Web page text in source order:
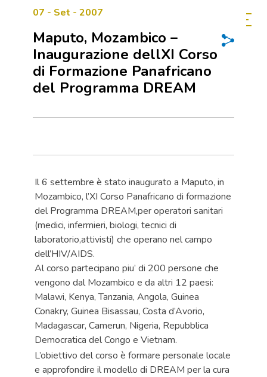
07 - Set - 2007
Maputo, Mozambico –
Inaugurazione dellXI Corso
di Formazione Panafricano
del Programma DREAM
Il 6 settembre è stato inaugurato a Maputo, in
Mozambico, l’XI Corso Panafricano di formazione
del Programma DREAM,per operatori sanitari
(medici, infermieri, biologi, tecnici di
laboratorio,attivisti) che operano nel campo
dell’HIV/AIDS.
Al corso partecipano piu’ di 200 persone che
vengono dal Mozambico e da altri 12 paesi:
Malawi, Kenya, Tanzania, Angola, Guinea
Conakry, Guinea Bisassau, Costa d’Avorio,
Madagascar, Camerun, Nigeria, Repubblica
Democratica del Congo e Vietnam.
L’obiettivo del corso è formare personale locale
e approfondire il modello di DREAM per la cura